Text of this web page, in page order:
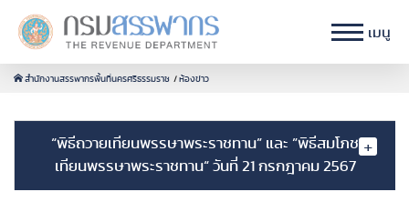
เมนู
สำนักงานสรรพากรพื้นที่นครศรีธรรมราช ห้องข่าว
“พิธีถวายเทียนพรรษาพระราชทาน” และ ”พิธีสมโภช
เทียนพรรษาพระราชทาน“ วันที่ 21 กรกฎาคม 2567